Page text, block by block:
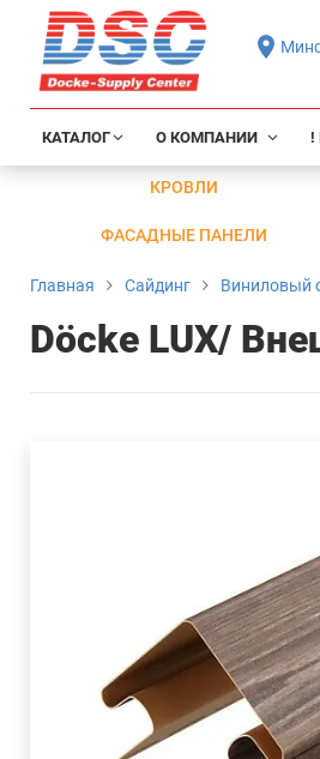
КАТАЛОГ О КОМПАНИИ !
КРОВЛИ
ФАСАДНЫЕ ПАНЕЛИ
Главная Сайдинг Виниловый
Döcke LUX/